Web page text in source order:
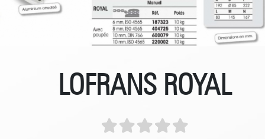
LOFRANS ROYAL